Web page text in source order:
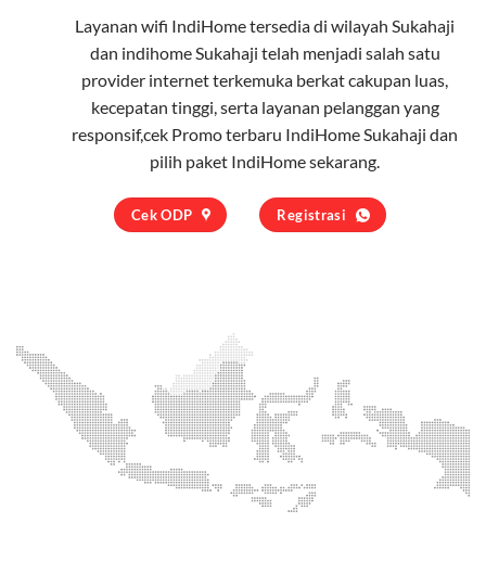
Layanan wifi IndiHometersedia di wilayah Sukahaji
dan indihome Sukahaji telah menjadi salah satu
provider internet terkemuka berkat cakupan luas,
kecepatan tinggi, serta layanan pelanggan yang
responsif,cek Promo terbaru IndiHome Sukahaji dan
pilih paket IndiHomesekarang.
Cek ODP Registrasi